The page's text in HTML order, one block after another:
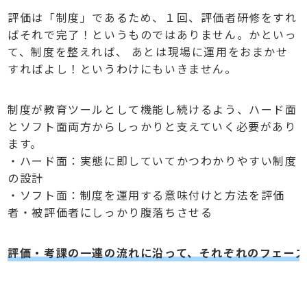
評価は「制度」であるため、１回、評価者研修をすれ
ばそれで完了！というものではありません。かといっ
て、制度を整えれば、 あとは現場に運用をおまかせ
すればよし！というわけにもいきません。
制度が教育ツールとして機能し続けるよう、ハード面
とソフト面両方からしっかりと支えていく必要があり
ます。
・ハード面：実態に即していてかつわかりやすい制度
の設計
・ソフト面：制度を運用する意味付けと方法を評価
者・被評価者にしっかり腹落ちさせる
評価・考課の一連の流れに沿って、それぞれのフェー